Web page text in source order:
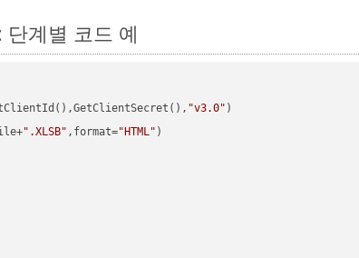
계별 코드 예
"v3.0" )
".XLSB" ,format="HTML" )